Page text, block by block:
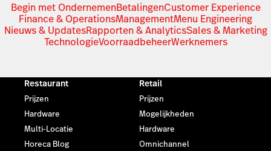
Begin met OndernemenBetalingenCustomer Experience
Finance & OperationsManagementMenu Engineering
Nieuws & UpdatesRapporten & AnalyticsSales & Marketing
TechnologieVoorraadbeheerWerknemers
Restaurant
Prijzen
Hardware
Multi-Locatie
Horeca Blog
Retail
Prijzen
Mogelijkheden
Hardware
Omnichannel